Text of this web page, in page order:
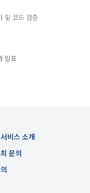
관과 함께 “회사” 홈페
부터 적용일자 전일
정사유를 명시하여
시하지 않거나, 전항
, 이메일
업
품 지급 과정에서 해당
, 신입/경력 해당 사항
경험, 프로젝트 또는
및 코드 검증
발표
문의
비스 소개